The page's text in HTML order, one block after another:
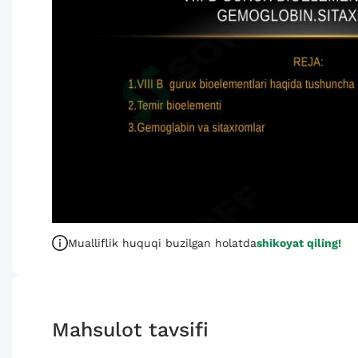
Mualliflik huquqi buzilgan holatdashikoyat qiling!
Mahsulot tavsifi